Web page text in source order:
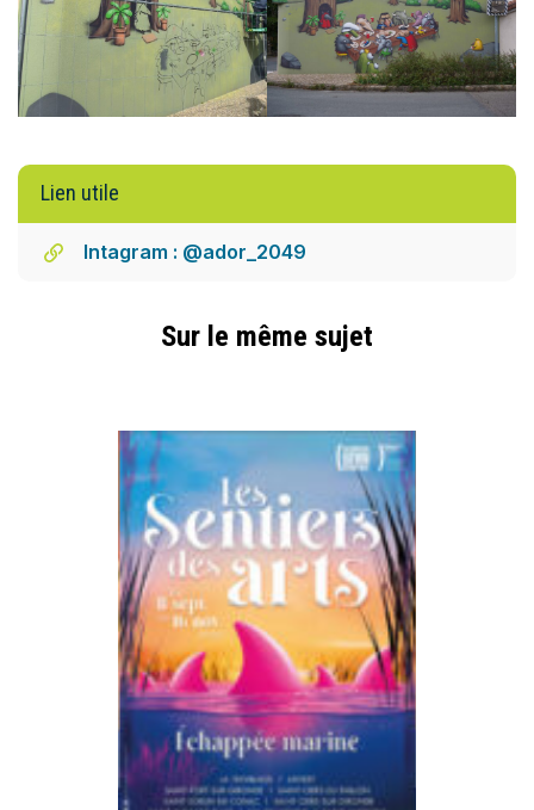
Lien utile
Intagram : @ador_2049
Sur le même sujet